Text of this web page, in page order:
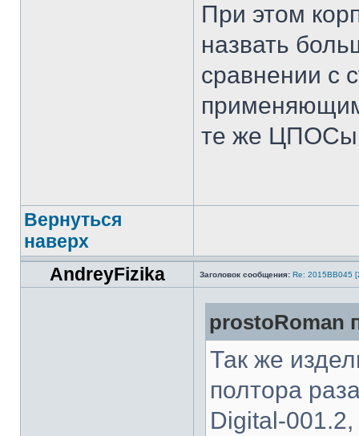
При этом
назвать
сравнении с
те же ЦПОСы
Вернуться
наверх
AndreyFizika
Заголовок сообщения: Re: 2015ВВ045
prostoRoman
Так же
полтора
Digital-001.2,